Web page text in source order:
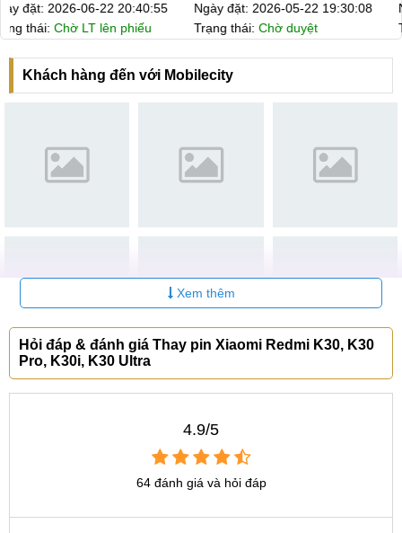
CN 4: 123 Trần Quang Khải, Quận 1
CN 5:602 Lê Hồng Phong, Quận 10
Tại Đà Nẵng
CN 6:97 Hàm Nghi, Q.Thanh Khê
Giá pin Xiaomi Redmi K30 Pro Zoom Edition
Thay pin Xiaomi Redmi K30 Pro Zoom Edition chính
hãng
thay pin Xiaomi Redmi K30 Ultra lấy ngay
thay pin Xiaomi Redmi K30i giá bao nhiêu
Ngày đặt: 2026-03-19 22:14:35
Trạng thái:Chờ LT lên phiếu
Ngày đặt: 2026-01-20 22:36:04
Trạng thái:Chờ LT lên phiếu
Khách hàng đến với Mobilecity
Xem thêm
Hỏi đáp & đánh giá Thay pin Xiaomi Redmi K30, K30
Pro, K30i, K30 Ultra
4.9/5
64 đánh giá và hỏi đáp